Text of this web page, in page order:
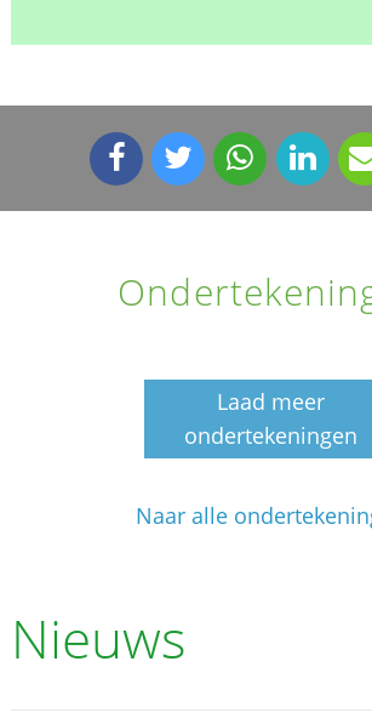
Laad meer
ondertekeningen
Naar alle
Nieuws